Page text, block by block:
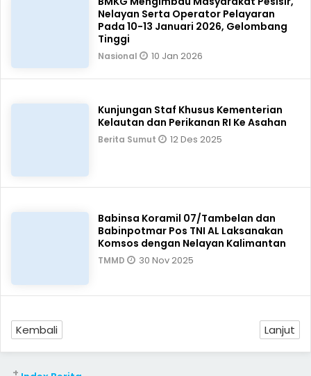
Nelayan Serta Operator Pelayaran
Pada 10-13 Januari 2026, Gelombang
Tinggi
Nasional 10 Jan 2026
Kunjungan Staf Khusus Kementerian
Kelautan dan Perikanan RI Ke Asahan
Berita Sumut 12 Des 2025
Babinsa Koramil 07/Tambelan dan
Babinpotmar Pos TNI AL Laksanakan
Komsos dengan Nelayan Kalimantan
TMMD 30 Nov 2025
Kembali Lanjut
+